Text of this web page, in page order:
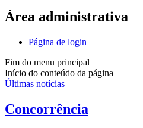
Área administrativa
Página de login
Fim do menu principal
Início do conteúdo da página
Últimas notícias
Concorrência